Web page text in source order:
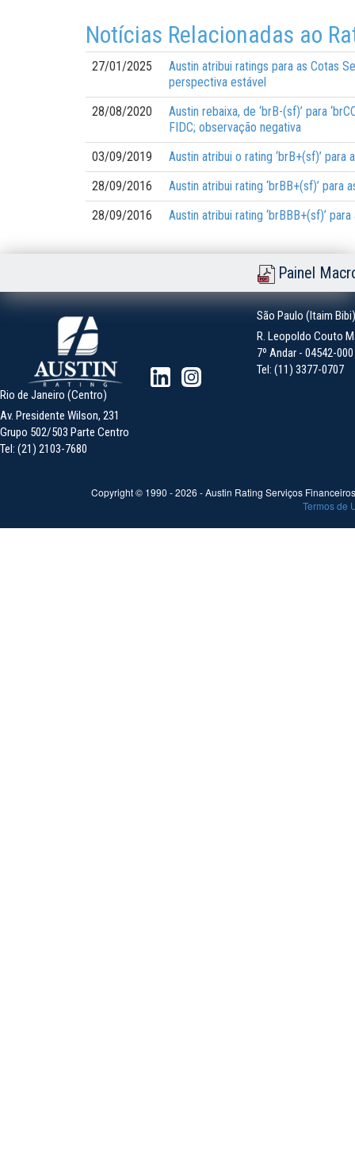
Notícias Relacionadas ao
27/01/2025
Austin atribui ratings para as Cotas
perspectiva estável
28/08/2020
Austin rebaixa, de ‘brB-(sf)’ para
FIDC; observação negativa
03/09/2019
Austin atribui o rating ‘brB+(sf)’ para
28/09/2016
Austin atribui rating ‘brBB+(sf)’ para
28/09/2016
Austin atribui rating ‘brBBB+(sf)’
Painel
São Paulo (Itaim Bibi)
R. Leopoldo Couto
7º Andar - 04542-
Tel: (11) 3377-0707
Rio de Janeiro (Centro)
Av. Presidente Wilson, 231
Grupo 502/503 Parte Centro
Tel: (21) 2103-7680
Copyright © 1990 -2026 - Austin Rating Serviços
Termos de